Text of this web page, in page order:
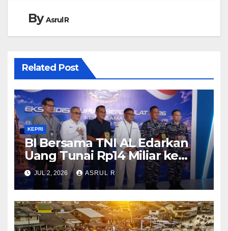
ByAsrul R
Related Post
KEPRI
BI Bersama TNI AL Edarkan
Uang Tunai Rp14 Miliar ke
Pulau Terluar di Kepri Guna
Memperkuat Kedaulatan dan
Stabilitas Rupiah
JUL 2, 2026 ASRUL R